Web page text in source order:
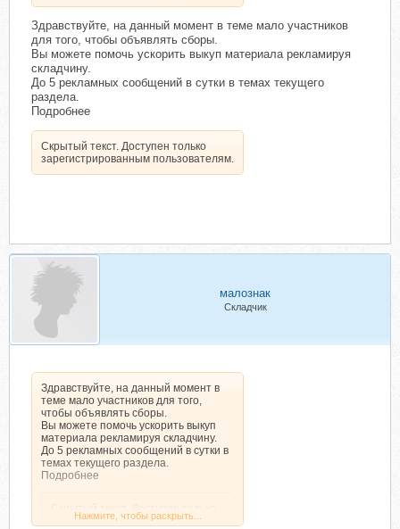
Здравствуйте, на данный момент в теме мало участников
для того, чтобы объявлять сборы.
Вы можете помочь ускорить выкуп материала рекламируя
складчину.
До 5 рекламных сообщений в сутки в темах текущего
раздела.
Подробнее
Скрытый текст. Доступен только
зарегистрированным пользователям.
малознак
Складчик
Здравствуйте, на данный момент в
теме мало участников для того,
чтобы объявлять сборы.
Вы можете помочь ускорить выкуп
материала рекламируя складчину.
До 5 рекламных сообщений в сутки в
темах текущего раздела.
Подробнее
зарегистрированным
Нажмите, чтобы раскрыть...